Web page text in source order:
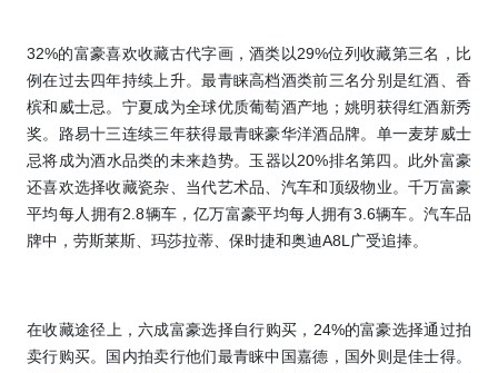
32%的富豪喜欢收藏古代字画，酒类以29%位列收藏第三名，比
例在过去四年持续上升。最青睐高档酒类前三名分别是红酒、香
槟和威士忌。宁夏成为全球优质葡萄酒产地；姚明获得红酒新秀
奖。路易十三连续三年获得最青睐豪华洋酒品牌。单一麦芽威士
忌将成为酒水品类的未来趋势。玉器以20%排名第四。此外富豪
还喜欢选择收藏瓷杂、当代艺术品、汽车和顶级物业。千万富豪
平均每人拥有2.8辆车，亿万富豪平均每人拥有3.6辆车。汽车品
牌中，劳斯莱斯、玛莎拉蒂、保时捷和奥迪A8L 广受追捧。
在收藏途径上，六成富豪选择自行购买， 24%的富豪选择通过拍
卖行购买。国内拍卖行他们最青睐中国嘉德，国外则是佳士得。